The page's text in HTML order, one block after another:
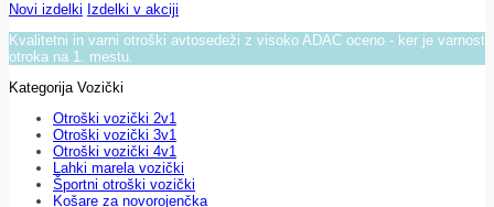
Novi izdelki Izdelki v akciji
Kvalitetni in varni otroški avtosedeži z visoko ADAC oceno - ker je varnost
otroka na 1. mestu.
Kategorija Vozički
Otroški vozički 2v1
Otroški vozički 3v1
Otroški vozički 4v1
Lahki marela vozički
Športni otroški vozički
Košare za novorojenčka